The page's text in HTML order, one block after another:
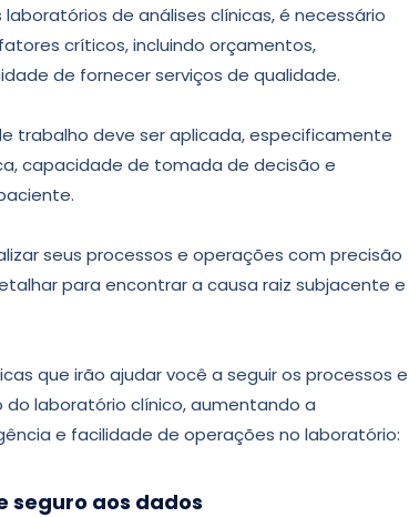
de análises clínicas, é necessário
críticos, incluindo orçamentos,
de fornecer serviços de qualidade.
trabalho deve ser aplicada, especificamente
capacidade de tomada de decisão e
seus processos e operações com precisão
para encontrar a causa raiz subjacente e
que irão ajudar você a seguir os processos e
do laboratório clínico, aumentando a
e facilidade de operações no laboratório:
seguro aos dados